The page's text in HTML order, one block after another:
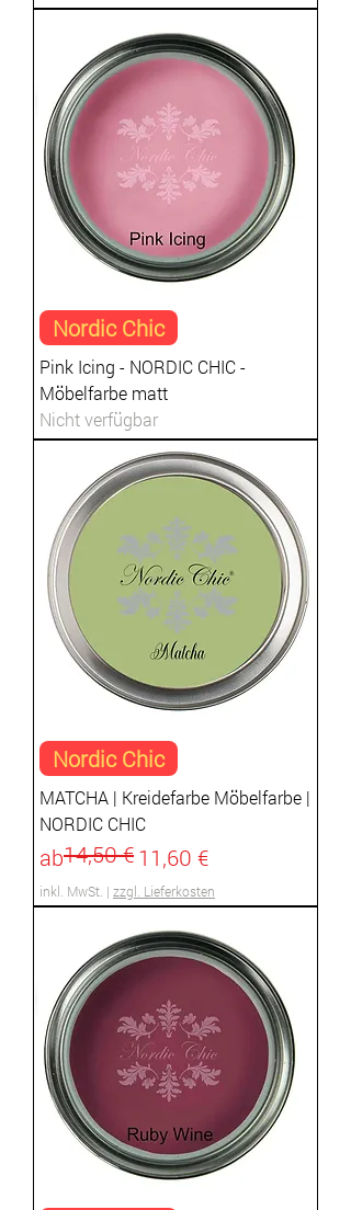
Nordic Chic
Pink Icing - NORDIC CHIC -
Möbelfarbe matt
Nicht verfügbar
Nordic Chic
MATCHA | Kreidefarbe Möbelfarbe |
NORDIC CHIC
ab
Standardpreis
14,50 €11,60 €
Sale-Preis
inkl. MwSt. | zzgl. Lieferkosten